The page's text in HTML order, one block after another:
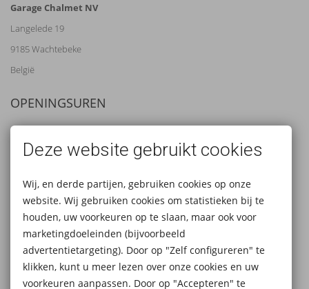
Garage Chalmet NV
Langelede 19
9185 Wachtebeke
België
OPENINGSUREN
Mail: info@garagechalmet.com
Dagelijks open van 9u tot 12u en 13u tot 18u
Zaterdag 10u - 14u (14u-18u op afspraak) , werkplaats gesloten
Zondag gesloten
BLIJF OP DE HOOGTE
Deze website gebruikt cookies
Wij, en derde partijen, gebruiken cookies op onze
website. Wij gebruiken cookies om statistieken bij te
houden, uw voorkeuren op te slaan, maar ook voor
marketingdoeleinden (bijvoorbeeld
advertentietargeting). Door op "Zelf configureren" te
klikken, kunt u meer lezen over onze cookies en uw
voorkeuren aanpassen. Door op "Accepteren" te